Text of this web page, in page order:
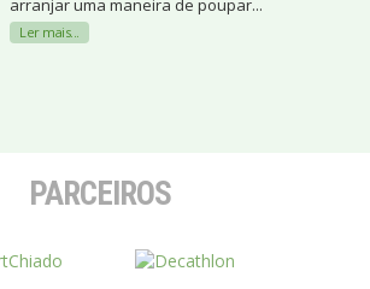
arranjar uma maneira de poupar...
Ler mais...
PARCEIROS